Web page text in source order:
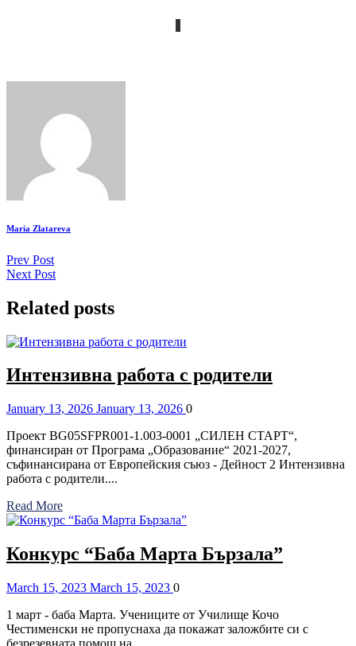
Maria Zlatareva
Continue
Reading
Prev Post
Next Post
Related posts
Интензивна работа с родители
Posted
January 13, 2026 January 13, 2026 Comments
0
Проект BG05SFPR001-1.003-0001 „СИЛЕН СТАРТ“,
финансиран от Програма „Образование“ 2021-2027,
съфинансирана от Европейския съюз - Дейност 2 Интензивна
работа с родители....
Read More
Конкурс “Баба Марта Бързала”
Posted
March 15, 2023 March 15, 2023 Comments
0
1 март - баба Марта. Учениците от Училище Кочо
Честименски не пропуснаха да покажат заложбите си с